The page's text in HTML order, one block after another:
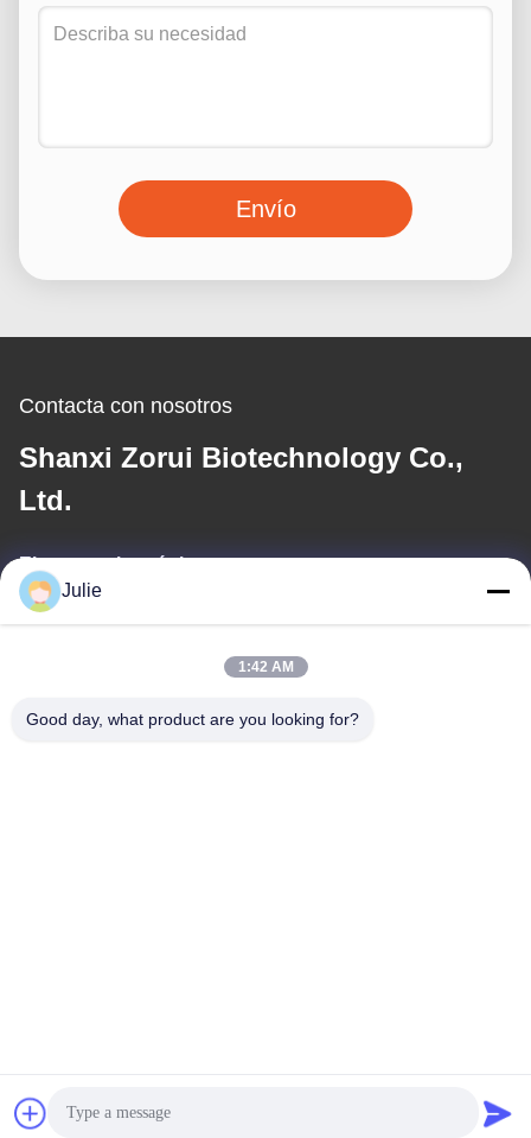
Envío
Contacta con nosotros
Shanxi Zorui Biotechnology Co.,
Ltd.
El correo electrónico
alimentación Proveedor. Derecho de autor -2026 Shanxi Zorui
Biotechnology Co., Ltd. Todo. Todos los derechos reservados.
Julie
1:42 AM
Good day, what product are you looking for?